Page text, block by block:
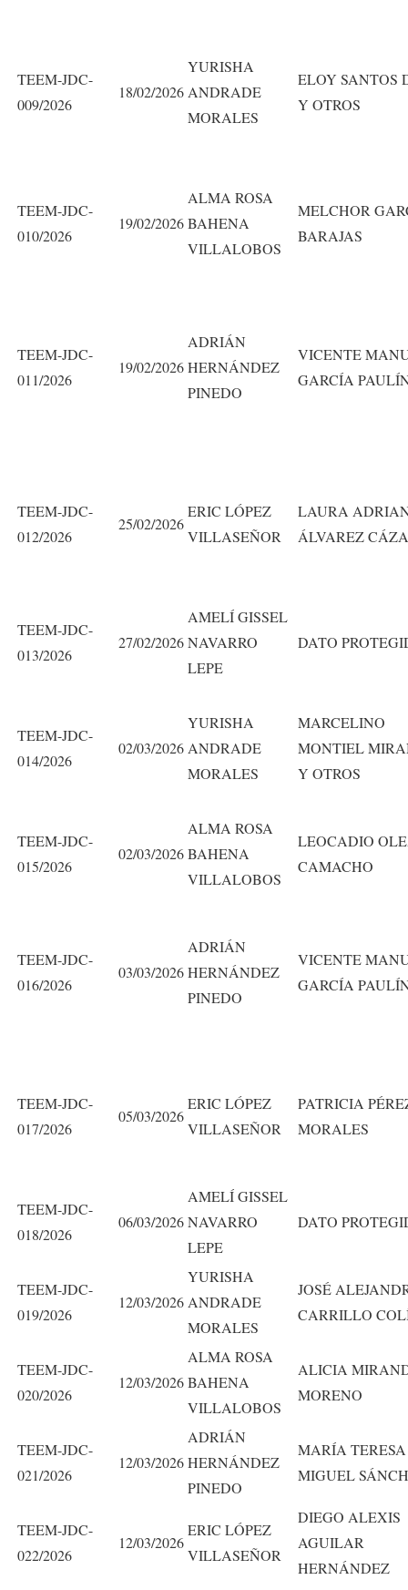
TEEM-JDC-
009/2026
18/02/2026
YURISHA
ANDRADE
MORALES
ELOY SANTOS
Y OTROS
TEEM-JDC-
010/2026
19/02/2026
ALMA ROSA
BAHENA
VILLALOBOS
MELCHOR
BARAJAS
TEEM-JDC-
011/2026
19/02/2026
ADRIÁN
HERNÁNDEZ
PINEDO
VICENTE
GARCÍA
TEEM-JDC-
012/2026
25/02/2026
ERIC LÓPEZ
VILLASEÑOR
LAURA
ÁLVAREZ
TEEM-JDC-
013/2026
27/02/2026
AMELÍ GISSEL
NAVARRO
LEPE
DATO
TEEM-JDC-
014/2026
02/03/2026
YURISHA
ANDRADE
MORALES
MARCELINO
MONTIEL
Y OTROS
TEEM-JDC-
015/2026
02/03/2026
ALMA ROSA
BAHENA
VILLALOBOS
LEOCADIO
CAMACHO
TEEM-JDC-
016/2026
03/03/2026
ADRIÁN
HERNÁNDEZ
PINEDO
VICENTE
GARCÍA
TEEM-JDC-
017/2026
05/03/2026
ERIC LÓPEZ
VILLASEÑOR
PATRICIA
MORALES
TEEM-JDC-
018/2026
06/03/2026
AMELÍ GISSEL
NAVARRO
LEPE
DATO
TEEM-JDC-
019/2026
12/03/2026
YURISHA
ANDRADE
MORALES
JOSÉ
CARRILLO
TEEM-JDC-
020/2026
12/03/2026
ALMA ROSA
BAHENA
VILLALOBOS
ALICIA
MORENO
TEEM-JDC-
021/2026
12/03/2026
ADRIÁN
HERNÁNDEZ
PINEDO
MARÍA TERESA
MIGUEL
TEEM-JDC-
022/2026
12/03/2026
ERIC LÓPEZ
VILLASEÑOR
DIEGO ALEXIS
AGUILAR
HERNÁNDEZ